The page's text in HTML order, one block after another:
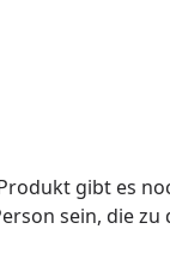
gibt es
sein, die